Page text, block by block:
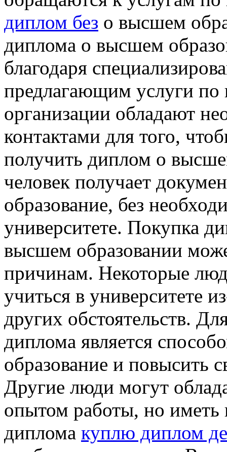
диплом без о высшем
диплома о высшем
благодаря
предлагающим услуги
организации обладают
контактами для того,
получить диплом о
человек получает
образование, без
университете. Покупка
высшем образовании
причинам. Некоторые
учиться в университете
других обстоятельств.
диплома является
образование и повысить
Другие люди могут
опытом работы, но
диплома куплю диплом